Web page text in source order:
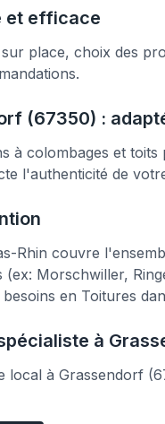
et efficace
place, choix des
(67350) :
à colombages et
l'authenticité de
Rhin couvre
(ex: Morschwiller,
en Toitures
à
local à Grassendorf